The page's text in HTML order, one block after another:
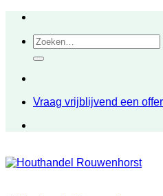
inhoudZoeken
naar:
Vraag vrijblijvend een